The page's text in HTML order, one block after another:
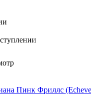
Пинк Фриллс